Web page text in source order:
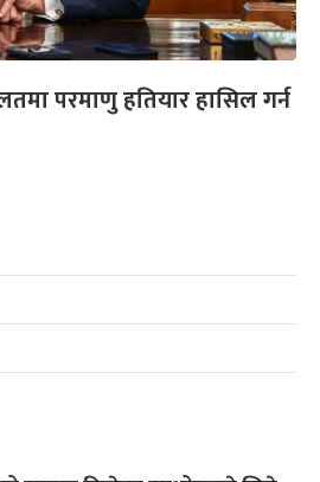
परमाणु हतियार हासिल गर्न